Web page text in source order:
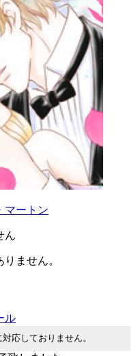
マートン
ん
ません。
ル
応しておりません。